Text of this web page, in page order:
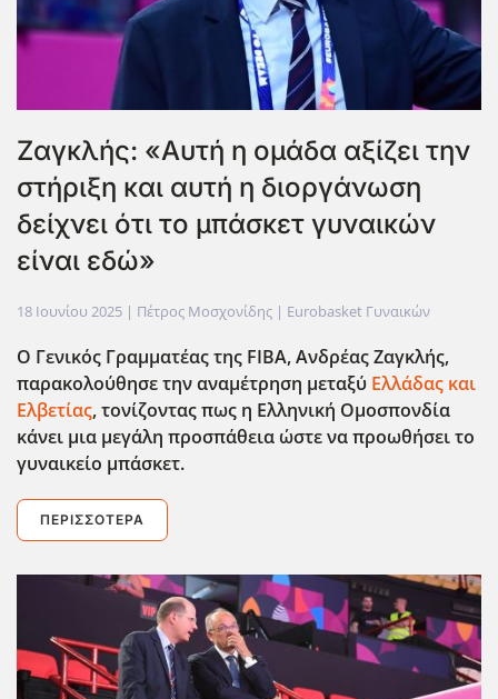
Ζαγκλής: «Αυτή η ομάδα αξίζει την
στήριξη και αυτή η διοργάνωση
δείχνει ότι το μπάσκετ γυναικών
είναι εδώ»
18 Ιουνίου 2025 | Πέτρος Μοσχονίδης | Eurobasket Γυναικών
Ο Γενικός Γραμματέας της FIBA, Ανδρέας Ζαγκλής,
παρακολούθησε την αναμέτρηση μεταξύ Ελλάδας και
Ελβετίας, τονίζοντας πως η Ελληνική Ομοσπονδία
κάνει μια μεγάλη προσπάθεια ώστε να προωθήσει το
γυναικείο μπάσκετ.
ΠΕΡΙΣΣΌΤΕΡΑ